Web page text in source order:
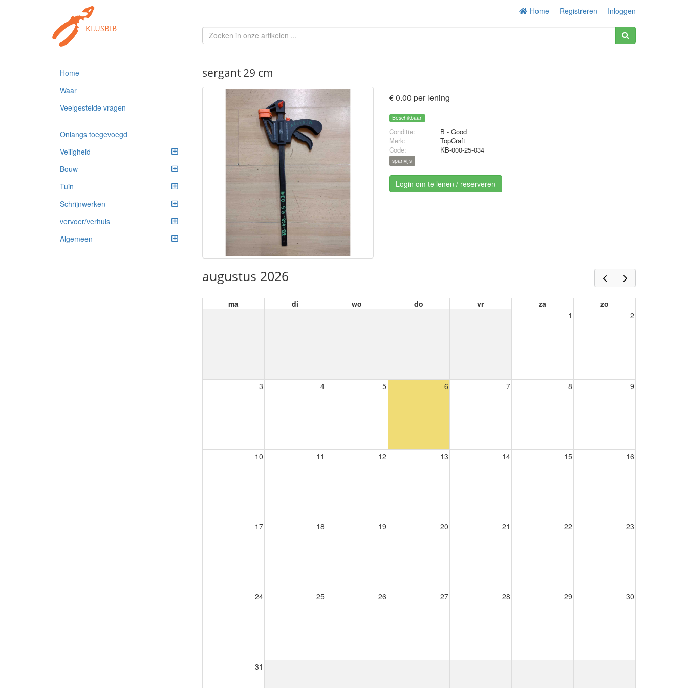
Home Registreren Inloggen
Home
Waar
Veelgestelde vragen
Onlangs toegevoegd
Veiligheid
Bouw
Tuin
Schrijnwerken
vervoer/verhuis
Algemeen
sergant 29 cm
€ 0.00 per lening
Beschikbaar
Conditie:
B - Good
Merk:
TopCraft
Code:
KB-000-25-034
spanvijs
Login om te lenen / reserveren
augustus 2026
ma di wo do vr za
zo
1
2
3 4 5 6 7 8 9
10 11 12 13 14 15 16
17 18 19 20 21 22 23
24 25 26 27 28 29 30
31